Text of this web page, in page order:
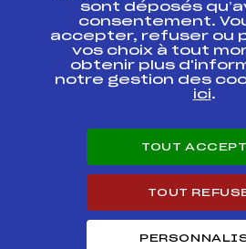
Antidopage
Pôle Développement,
Scientifique
Listes ministérielles
Pôle vie de l’athlète
Carrières
sont déposés
consentement.
accepter, refuser ou
vos choix à tout
obtenir plus
notre gestion des
ici.
TOUT
TOUT